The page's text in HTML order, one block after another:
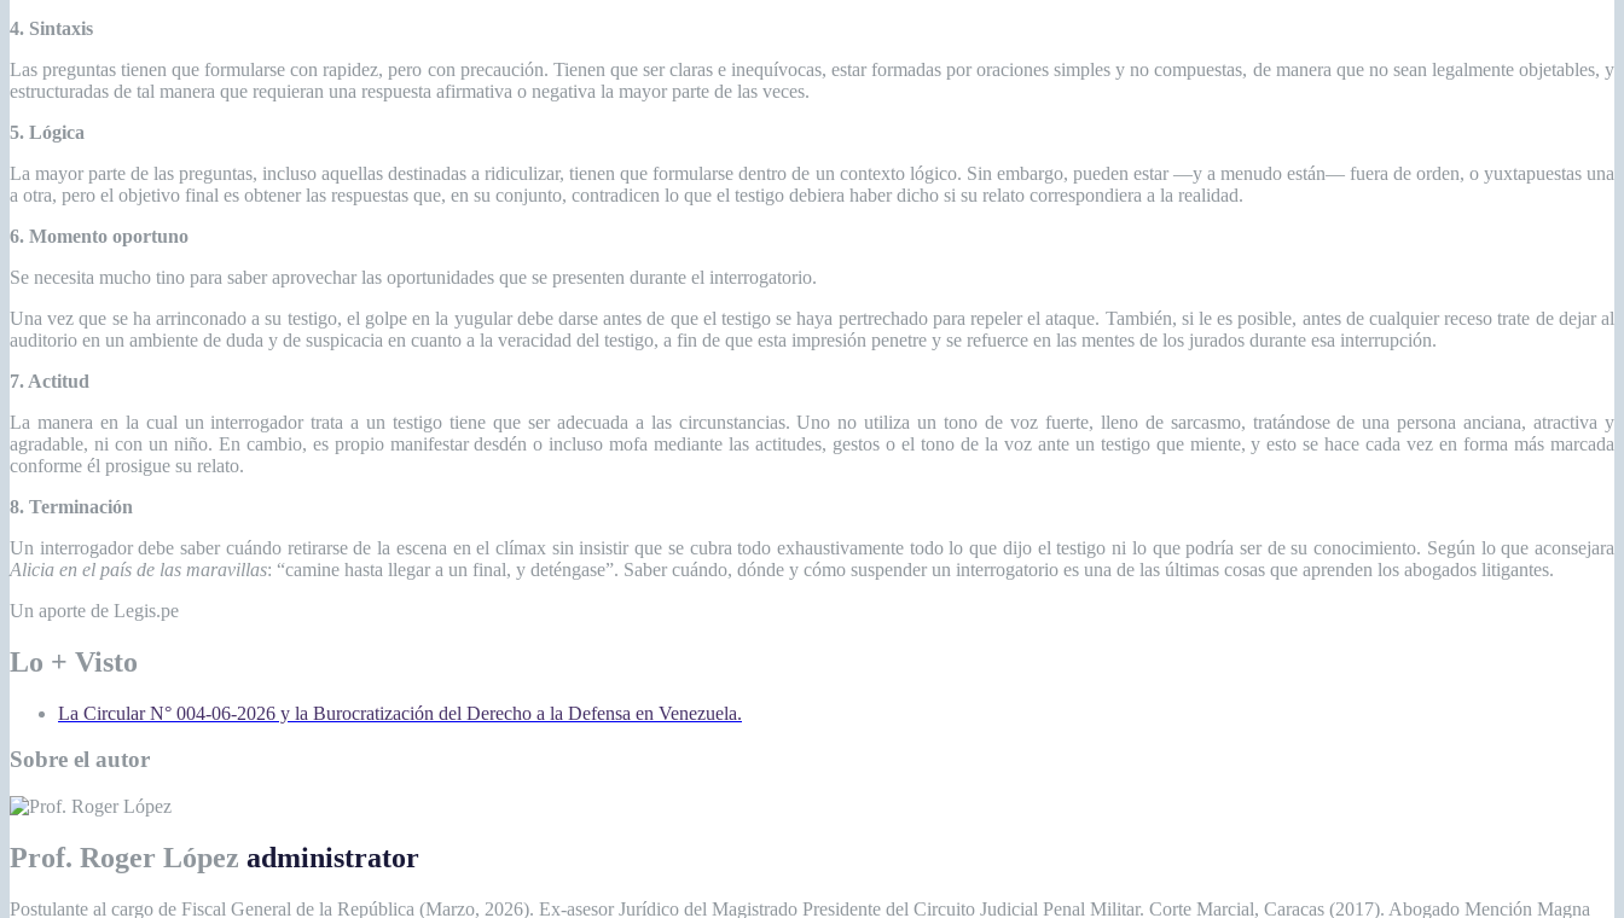
4. Sintaxis
Las preguntas tienen que formularse con rapidez, pero con precaución. Tienen que ser claras e inequívocas, estar formadas por oraciones simples y no compuestas, de manera que no sean legalmente objetables, y
estructuradas de tal manera que requieran una respuesta afirmativa o negativa la mayor parte de las veces.
5. Lógica
La mayor parte de las preguntas, incluso aquellas destinadas a ridiculizar, tienen que formularse dentro de un contexto lógico. Sin embargo, pueden estar —y a menudo están— fuera de orden, o yuxtapuestas una
a otra, pero el objetivo final es obtener las respuestas que, en su conjunto, contradicen lo que el testigo debiera haber dicho si su relato correspondiera a la realidad.
6. Momento oportuno
Se necesita mucho tino para saber aprovechar las oportunidades que se presenten durante el interrogatorio.
Una vez que se ha arrinconado a su testigo, el golpe en la yugular debe darse antes de que el testigo se haya pertrechado para repeler el ataque. También, si le es posible, antes de cualquier receso trate de dejar al
auditorio en un ambiente de duda y de suspicacia en cuanto a la veracidad del testigo, a fin de que esta impresión penetre y se refuerce en las mentes de los jurados durante esa interrupción.
7. Actitud
La manera en la cual un interrogador trata a un testigo tiene que ser adecuada a las circunstancias. Uno no utiliza un tono de voz fuerte, lleno de sarcasmo, tratándose de una persona anciana, atractiva y
agradable, ni con un niño. En cambio, es propio manifestar desdén o incluso mofa mediante las actitudes, gestos o el tono de la voz ante un testigo que miente, y esto se hace cada vez en forma más marcada
conforme él prosigue su relato.
8. Terminación
Un interrogador debe saber cuándo retirarse de la escena en el clímax sin insistir que se cubra todo exhaustivamente todo lo que dijo el testigo ni lo que podría ser de su conocimiento. Según lo que aconsejara
Alicia en el país de las maravillas: “camine hasta llegar a un final, y deténgase”. Saber cuándo, dónde y cómo suspender un interrogatorio es una de las últimas cosas que aprenden los abogados litigantes.
Un aporte de Legis.pe
Lo + Visto
La Circular N° 004-06-2026 y la Burocratización del Derecho a la Defensa en Venezuela.
Sobre el autor
Prof. Roger López administrator
Postulante al cargo de Fiscal General de la República (Marzo, 2026). Ex-asesor Jurídico del Magistrado Presidente del Circuito Judicial Penal Militar. Corte Marcial, Caracas (2017). Abogado Mención Magna